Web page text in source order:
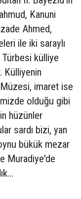
Kanuni
Ahmed,
ile iki saraylı
Türbesi külliye
Külliyenin
Müzesi, imaret ise
olduğu gibi
hüzünler
sardı bizi, yan
bükük mezar
Muradiye'de